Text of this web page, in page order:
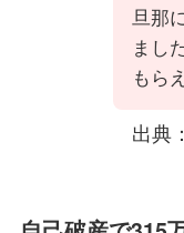
旦那
まし
もら
出典：